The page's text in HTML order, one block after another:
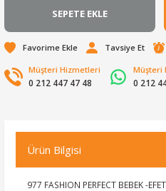
SEPETE EKLE
Tavsiye Et
Müşteri Hizmetleri
0 212 447 47 48
Müşteri
0 212
Ürün Bilgisi
977 FASHION PERFECT BEBEK -